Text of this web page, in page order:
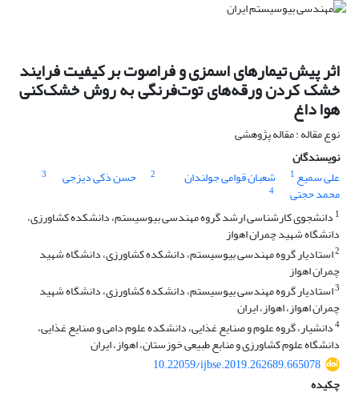
اثر پیش تیمارهای اسمزی و فراصوت بر کیفیت فرایند
خشک کردن ورقه‌های توت‌فرنگی به روش خشک‌کنی
هوا داغ
نوع مقاله : مقاله پژوهشی
نویسندگان
علی سمیع 1 شعبان قوامی جولندان 2 حسن ذکی دیزجی 3
محمد حجتی
4
1 دانشجوی کارشناسی ارشد گروه مهندسی بیوسیستم، دانشکده کشاورزی،
دانشگاه شهید چمران اهواز
2استادیار گروه مهندسی بیوسیستم، دانشکده کشاورزی، دانشگاه شهید
چمران اهواز
3استادیار گروه مهندسی بیوسیستم، دانشکده کشاورزی، دانشگاه شهید
چمران اهواز، اهواز، ایران
4دانشیار، گروه علوم و صنایع غذایی، دانشکده علوم دامی و صنایع غذایی،
دانشگاه علوم کشاورزی و منابع طبیعی خوزستان، اهواز، ایران
10.22059/ijbse.2019.262689.665078
چکیده